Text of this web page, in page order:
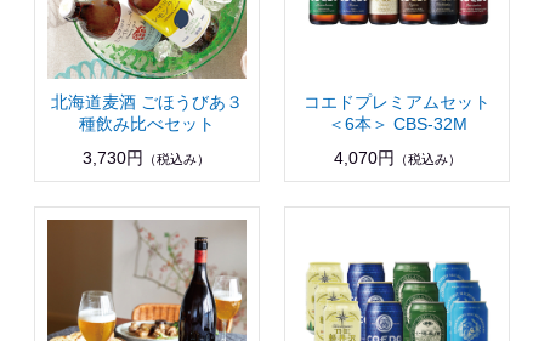
北海道麦酒 ごほうびあ３
種飲み比べセット
3,730円
（税込み）
コエドプレミアムセット
＜6本＞ CBS-32M
4,070円
（税込み）